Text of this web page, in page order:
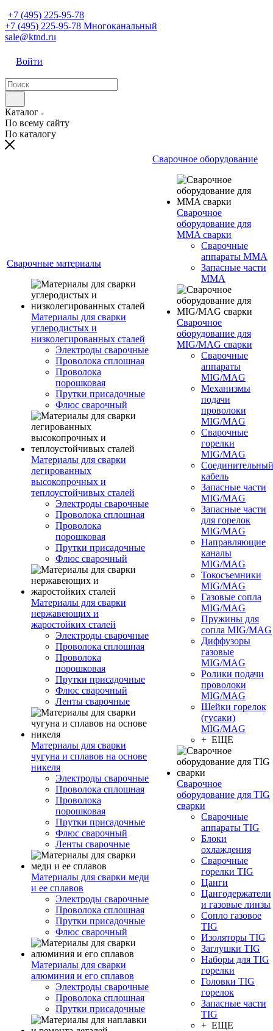
+7 (495) 225-95-78
+7 (495) 225-95-78 Многоканальный
sale@ktnd.ru
Войти
Каталог
По всему сайту
По каталогу
Сварочные материалы
Материалы для сварки
углеродистых и
низколегированных сталей
Электроды сварочные
Проволока сплошная
Проволока
порошковая
Прутки присадочные
Флюс сварочный
Материалы для сварки
легированных
высокопрочных и
теплоустойчивых сталей
Электроды сварочные
Проволока сплошная
Проволока
порошковая
Прутки присадочные
Флюс сварочный
Материалы для сварки
нержавеющих и
жаростойких сталей
Электроды сварочные
Проволока сплошная
Проволока
порошковая
Прутки присадочные
Флюс сварочный
Ленты сварочные
Материалы для сварки
чугуна и сплавов на основе
никеля
Электроды сварочные
Проволока сплошная
Проволока
порошковая
Прутки присадочные
Флюс сварочный
Ленты сварочные
Материалы для сварки меди
и ее сплавов
Электроды сварочные
Проволока сплошная
Прутки присадочные
Флюс сварочный
Материалы для сварки
алюминия и его сплавов
Электроды сварочные
Проволока сплошная
Прутки присадочные
Сварочное оборудование
Сварочное
оборудование для
MMA сварки
Сварочные
аппараты MMA
Запасные части
MMA
Сварочное
оборудование для
MIG/MAG сварки
Сварочные
аппараты
MIG/MAG
Механизмы
подачи
проволоки
MIG/MAG
Сварочные
горелки
MIG/MAG
Соединительный
кабель
Запасные части
MIG/MAG
Запасные части
для горелок
MIG/MAG
Направляющие
каналы
MIG/MAG
Токосъемники
MIG/MAG
Газовые сопла
MIG/MAG
Пружины для
сопла MIG/MAG
Диффузоры
газовые
MIG/MAG
Ролики подачи
проволоки
MIG/MAG
Шейки горелок
(гусаки)
MIG/MAG
+ ЕЩЕ
Сварочное
оборудование для TIG
сварки
Сварочные
аппараты TIG
Блоки
охлаждения
Сварочные
горелки TIG
Цанги
Цангодержатели
и газовые линзы
Сопло газовое
TIG
Изоляторы TIG
Заглушки TIG
Наборы для TIG
горелки
Головки TIG
горелок
Запасные части
TIG
+ ЕЩЕ